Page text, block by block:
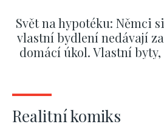
Svět na hypotéku: Němci si
vlastní bydlení nedávají za
domácí úkol. Vlastní byty,
Realitní komiks